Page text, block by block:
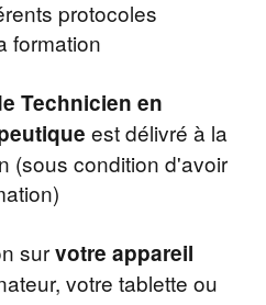
protocoles
formation
Technicien en
est délivré à la
(sous condition d'avoir
survotre appareil
votre tablette ou